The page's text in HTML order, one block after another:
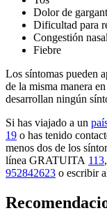
Dolor de
Dificultad para
Congestión nasal
Fiebre
Los síntomas pueden
de la misma manera
desarrollan ningún
Si has viajado a un
19 o has tenido
menos dos de los
línea GRATUITA 113
952842623 o escribir